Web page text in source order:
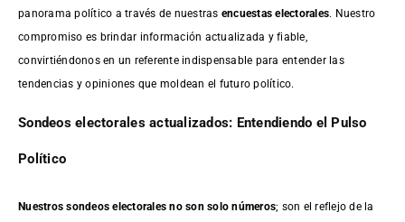
panorama político a través de nuestras encuestas electorales. Nuestro
compromiso es brindar información actualizada y fiable,
convirtiéndonos en un referente indispensable para entender las
tendencias y opiniones que moldean el futuro político.
Sondeos electorales actualizados: Entendiendo el Pulso
Político
Nuestros sondeos electorales no son solo números; son el reflejo de la